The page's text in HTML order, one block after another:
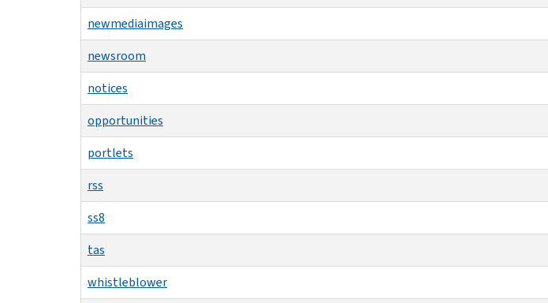
newmediaimages
newsroom
notices
opportunities
portlets
rss
ss8
tas
whistleblower